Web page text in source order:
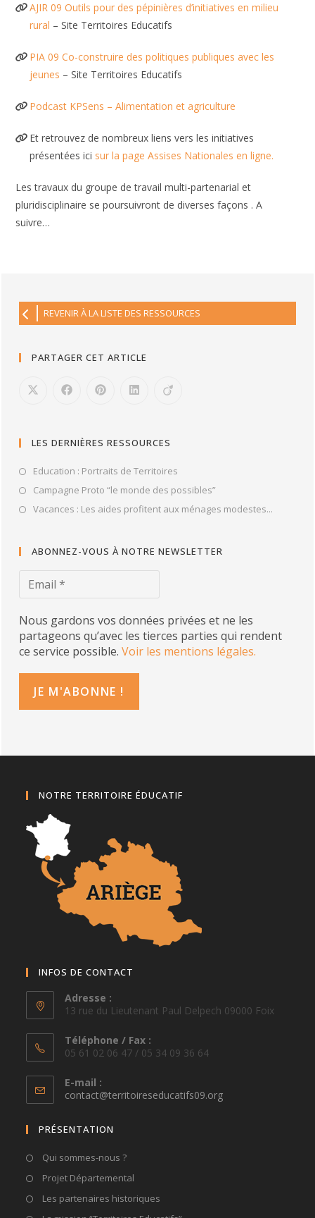
AJIR 09 Outils pour des pépinières d’initiatives en milieu
rural – Site Territoires Educatifs
PIA 09 Co-construire des politiques publiques avec les
jeunes – Site Territoires Educatifs
Podcast KPSens – Alimentation et agriculture
Et retrouvez de nombreux liens vers les initiatives
présentées ici sur la page Assises Nationales en ligne.
Les travaux du groupe de travail multi-partenarial et
pluridisciplinaire se poursuivront de diverses façons . A
suivre…
REVENIR À LA LISTE DES RESSOURCES
PARTAGER CET ARTICLE
LES DERNIÈRES RESSOURCES
Education : Portraits de Territoires
Campagne Proto “le monde des possibles”
Vacances : Les aides profitent aux ménages modestes...
ABONNEZ-VOUS À NOTRE NEWSLETTER
Nous gardons vos données privées et ne les
partageons qu’avec les tierces parties qui rendent
ce service possible.Voir les mentions légales.
NOTRE TERRITOIRE ÉDUCATIF
INFOS DE CONTACT
Adresse :
13 rue du Lieutenant Paul Delpech 09000 Foix
Téléphone / Fax :
05 61 02 06 47 / 05 34 09 36 64
E-mail :
contact@territoireseducatifs09.orgS’ouvre
PRÉSENTATION
Qui sommes-nous ?
Projet Départemental
Les partenaires historiques